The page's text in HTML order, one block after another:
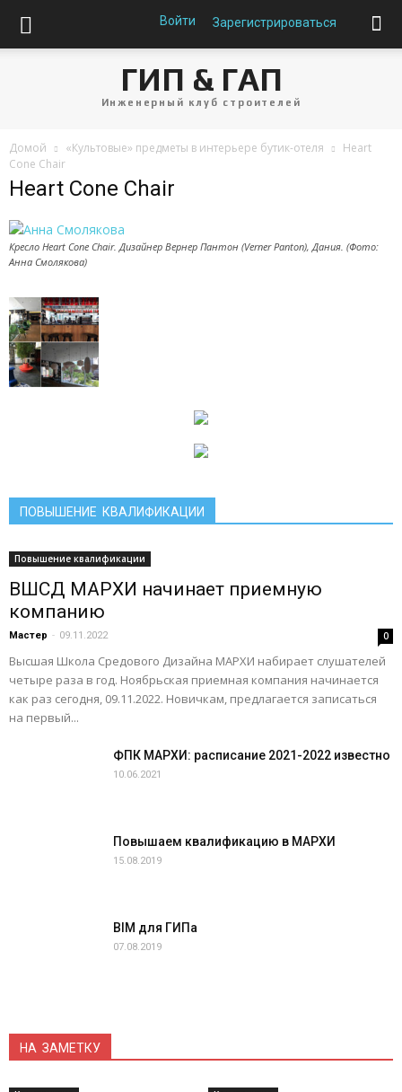
Войти Зарегистрироваться
ГИП & ГАП
Инженерный клуб строителей
Домой «Культовые» предметы в интерьере бутик-отеля
Heart
Cone Chair
Heart Cone Chair
Кресло Heart Cone Chair. Дизайнер Вернер Пантон (Verner Panton), Дания. (Фото:
Анна Смолякова)
ПОВЫШЕНИЕ КВАЛИФИКАЦИИ
Повышение квалификации
ВШСД МАРХИ начинает приемную
компанию
Мастер - 09.11.2022 0
Высшая Школа Средового Дизайна МАРХИ набирает слушателей
четыре раза в год. Ноябрьская приемная компания начинается
как раз сегодня, 09.11.2022. Новичкам, предлагается записаться
на первый...
ФПК МАРХИ: расписание 2021-2022 известно
10.06.2021
Повышаем квалификацию в МАРХИ
15.08.2019
BIM для ГИПа
07.08.2019
НА ЗАМЕТКУ